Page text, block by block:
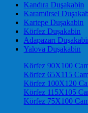
Kandıra Duşakabin
Karamürsel
Kartepe Duşakabin
Körfez Duşakabin
Adapazarı
Yalova Duşakabin
Körfez 90X100
Körfez 65X115
Körfez 100X120
Körfez 115X105
Körfez 75X100